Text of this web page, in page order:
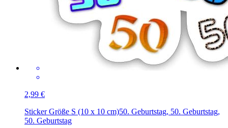
2,99 €
Sticker Größe S (10 x 10 cm)50. Geburtstag, 50. Geburtstag,
50. Geburtstag